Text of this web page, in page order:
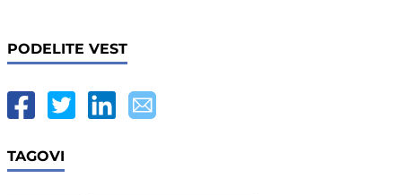
PODELITE VEST
TAGOVI